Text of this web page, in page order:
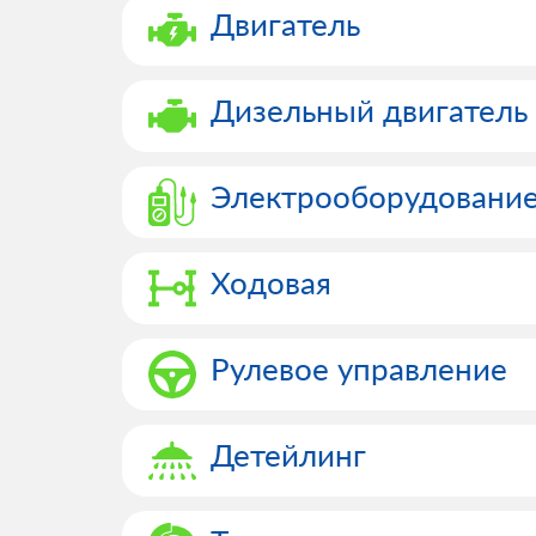
Двигатель
Дизельный двигатель
Ходовая
Рулевое управление
Детейлинг